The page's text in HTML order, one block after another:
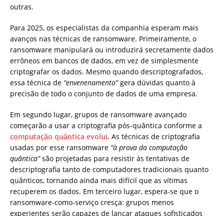
outras.
Para 2025, os especialistas da companhia esperam mais
avanços nas técnicas de ransomware. Primeiramente, o
ransomware manipulará ou introduzirá secretamente dados
errôneos em bancos de dados, em vez de simplesmente
criptografar os dados. Mesmo quando descriptografados,
essa técnica de “envenenamento”gera dúvidas quanto à
precisão de todo o conjunto de dados de uma empresa.
Em segundo lugar, grupos de ransomware avançado
começarão a usar a criptografia pós-quântica conforme a
computação quântica evolui. As técnicas de criptografia
usadas por esse ransomware “à prova da computação
quântica”são projetadas para resistir às tentativas de
descriptografia tanto de computadores tradicionais quanto
quânticos, tornando ainda mais difícil que as vítimas
recuperem os dados. Em terceiro lugar, espera-se que o
ransomware-como-serviço cresça: grupos menos
experientes serão capazes de lançar ataques sofisticados